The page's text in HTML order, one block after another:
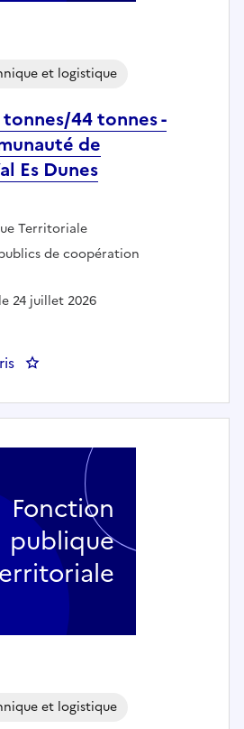
44 tonnes -
de
Es Dunes
et logistique
:Territoriale
de coopération
24 juillet 2026
: Chauffeur 26 tonnes/44
et logistique
Fonction
publique